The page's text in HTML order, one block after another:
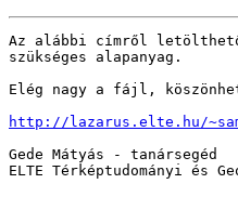
Az alábbi címről letölthető
szükséges alapanyag.
Elég nagy a fájl,
http://lazarus.elte.hu/
Gede Mátyás - tanársegéd
ELTE Térképtudományi és